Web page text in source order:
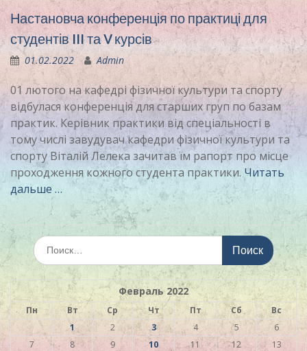
Настановча конференція по практиці для
студентів III та V курсів
01.02.2022 Admin
01 лютого на кафедрі фізичної культури та спорту
відбулася конференція для старших груп по базам
практик. Керівник практики від спеціальності в
тому числі завудувач кафедри фізичної культури та
спорту Віталій Лелека зачитав їм рапорт про місце
проходження кожного студента практики. Читать
дальше …
Искать:
Февраль 2022
Пн Вт Ср Чт Пт Сб
Вс
1
2 3 4 5
6
7
8 9 10 11 12
13